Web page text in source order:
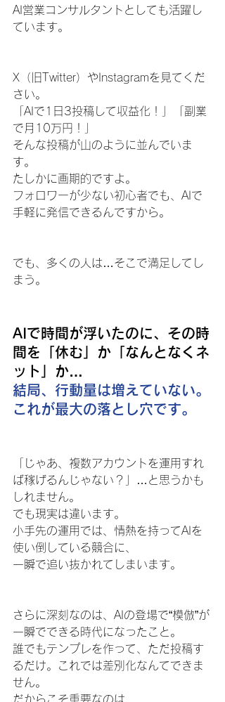
AI営業コンサルタントとしても活躍し
ています。
X（旧Twitter）やInstagramを見てくだ
さい。
「AIで1日3投稿して収益化！」「副業
で月10万円！」
そんな投稿が山のように並んでいま
す。
たしかに画期的ですよ。
フォロワーが少ない初心者でも、AIで
手軽に発信できるんですから。
でも、多くの人は…そこで満足してし
まう。
AIで時間が浮いたのに、その時
間を「休む」か「なんとなくネ
ット」か…
結局、行動量は増えていない。
これが最大の落とし穴です。
「じゃあ、複数アカウントを運用すれ
ば稼げるんじゃない？」…と思うかも
しれません。
でも現実は違います。
小手先の運用では、情熱を持ってAIを
使い倒している競合に、
一瞬で追い抜かれてしまいます。
さらに深刻なのは、AIの登場で“模倣”が
一瞬でできる時代になったこと。
誰でもテンプレを作って、ただ投稿す
るだけ。これでは差別化なんてできま
せん。
だからこそ重要なのは